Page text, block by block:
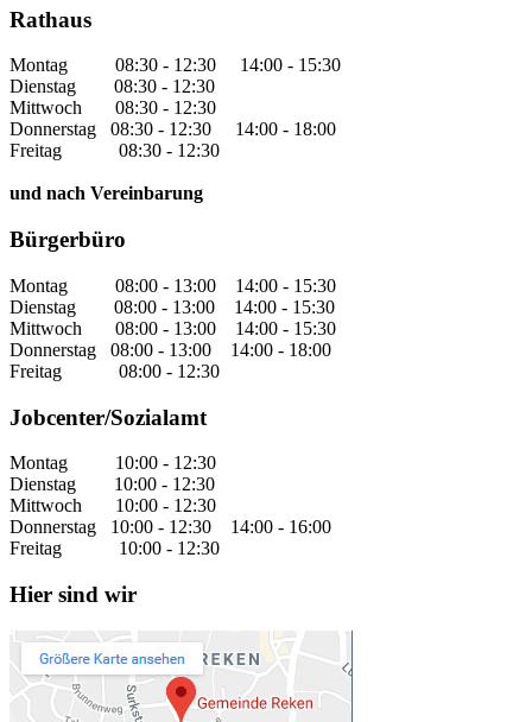
Rathaus
Montag 08:30 - 12:30 14:00 - 15:30
Dienstag 08:30 - 12:30
Mittwoch 08:30 - 12:30
Donnerstag 08:30 - 12:30 14:00 - 18:00
Freitag 08:30 - 12:30
und nach Vereinbarung
Bürgerbüro
Montag 08:00 - 13:00 14:00 - 15:30
Dienstag 08:00 - 13:00 14:00 - 15:30
Mittwoch 08:00 - 13:00 14:00 - 15:30
Donnerstag 08:00 - 13:00 14:00 - 18:00
Freitag 08:00 - 12:30
Jobcenter/Sozialamt
Montag 10:00 - 12:30
Dienstag 10:00 - 12:30
Mittwoch 10:00 - 12:30
Donnerstag 10:00 - 12:30 14:00 - 16:00
Freitag 10:00 - 12:30
Hier sind wir